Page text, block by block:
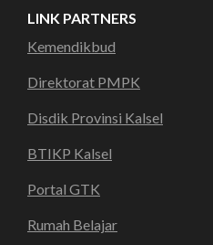
LINK PARTNERS
Kemendikbud
Direktorat PMPK
Disdik Provinsi Kalsel
BTIKP Kalsel
Portal GTK
Rumah Belajar